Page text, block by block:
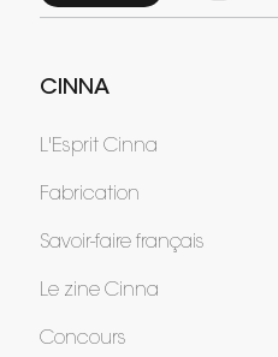
CINNA
L'Esprit Cinna
Fabrication
Savoir-faire français
Le zine Cinna
Concours